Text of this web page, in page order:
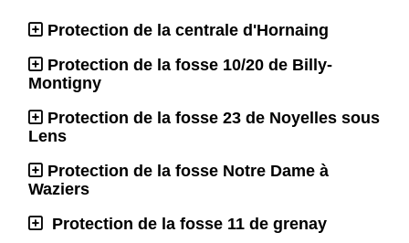
Protection de la centrale d'Hornaing
Protection de la fosse 10/20 de Billy-
Montigny
Protection de la fosse 23 de Noyelles sous
Lens
Protection de la fosse Notre Dame à
Waziers
Protection de la fosse 11 de grenay